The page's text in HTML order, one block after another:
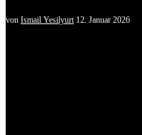
von Ismail Yesilyurt 12. Januar 2026